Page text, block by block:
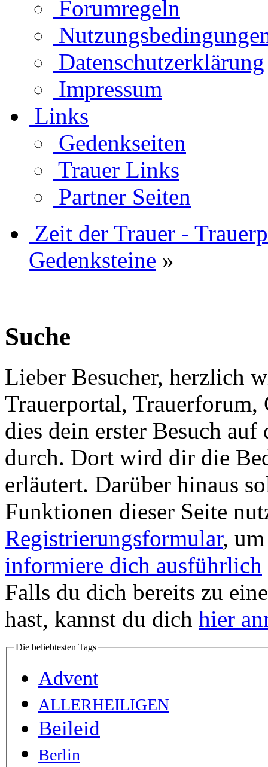
Forumregeln
Datenschutzerklärung
Impressum
Links
Gedenkseiten
Trauer Links
Partner Seiten
Zeit der Trauer -
Gedenksteine »
Suche
Lieber Besucher, herzlich
Trauerportal, Trauerforum,
dies dein erster Besuch
durch. Dort wird dir die
erläutert. Darüber hinaus
Funktionen dieser Seite
Registrierungsformular,
informiere dich ausführlich
Falls du dich bereits zu
hast, kannst du dich hier
Die beliebtesten Tags
Advent
ALLERHEILIGEN
Beileid
Berlin